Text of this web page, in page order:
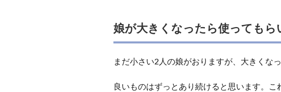
娘が大きくなったら使っても
まだ小さい2人の娘がおりますが、大きくな
良いものはずっとあり続けると思います。こ